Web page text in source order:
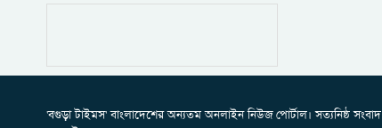
'বগুড়া টাইমস' বাংলাদেশের অন্যতম অনলাইন নিউজ পোর্টাল। সত্যনিষ্ঠ সংবাদ